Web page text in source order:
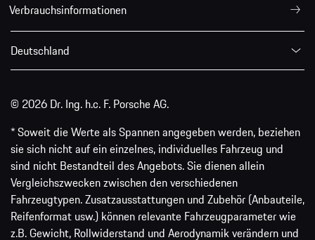
Verbrauchsinformationen
Deutschland
© 2026 Dr. Ing. h.c. F. Porsche AG.
* Soweit die Werte als Spannen angegeben werden, beziehen
sie sich nicht auf ein einzelnes, individuelles Fahrzeug und
sind nicht Bestandteil des Angebots. Sie dienen allein
Vergleichszwecken zwischen den verschiedenen
Fahrzeugtypen. Zusatzausstattungen und Zubehör (Anbauteile,
Reifenformat usw.) können relevante Fahrzeugparameter wie
z.B. Gewicht, Rollwiderstand und Aerodynamik verändern und